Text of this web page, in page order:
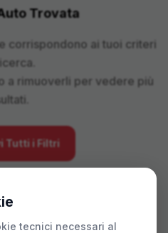
Trovata
corrispondono ai tuoi criteri
a rimuoverli per vedere più
Tutti i Filtri
tecnici necessari al